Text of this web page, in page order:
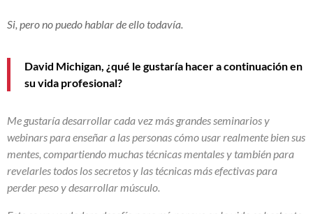
Si, pero no puedo hablar de ello todavía.
David Michigan, ¿qué le gustaría hacer a continuación en
su vida profesional?
Me gustaría desarrollar cada vez más grandes seminarios y
webinars para enseñar a las personas cómo usar realmente bien sus
mentes, compartiendo muchas técnicas mentales y también para
revelarles todos los secretos y las técnicas más efectivas para
perder peso y desarrollar músculo.